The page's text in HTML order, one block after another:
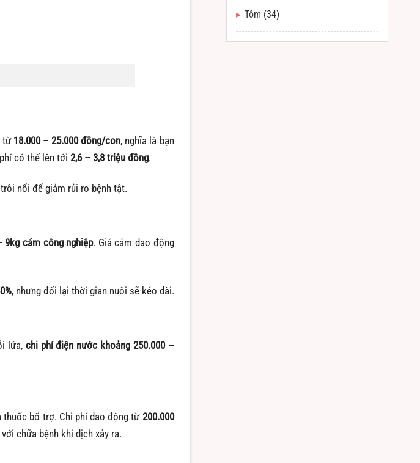
từ 18.000 – 25.000 đồng/con, nghĩa là bạn
có thể lên tới 2,6 – 3,8 triệu đồng.
nổi để giảm rủi ro bệnh tật.
9kg cám công nghiệp. Giá cám dao động
, nhưng đổi lại thời gian nuôi sẽ kéo dài.
lứa, chi phí điện nước khoảng 250.000 –
thuốc bổ trợ. Chi phí dao động từ 200.000
chữa bệnh khi dịch xảy ra.
Tôm (34)